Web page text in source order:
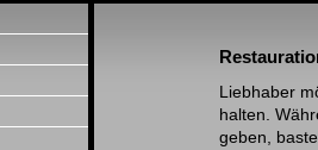
Liebhaber
halten.
geben,